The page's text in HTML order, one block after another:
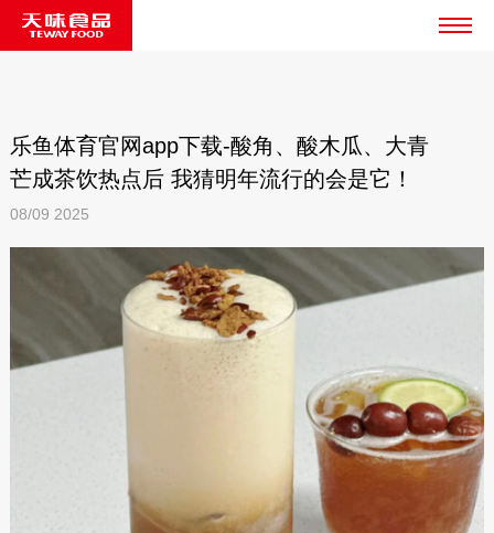
乐鱼体育官网app下载-酸角、酸木瓜、大青
芒成茶饮热点后 我猜明年流行的会是它！
08/09 2025